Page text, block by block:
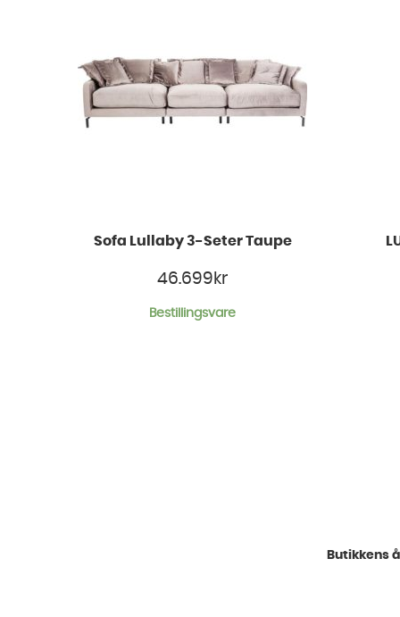
Sofa Lullaby 3-Seter Taupe
46.699 kr
Bestillingsvare
Butikkens